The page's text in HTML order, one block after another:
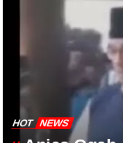
HOT NEWS